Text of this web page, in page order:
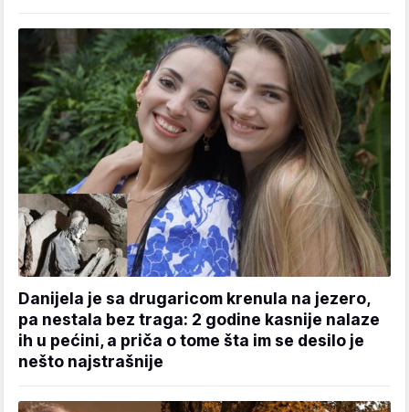
Danijela je sa drugaricom krenula na jezero,
pa nestala bez traga: 2 godine kasnije nalaze
ih u pećini, a priča o tome šta im se desilo je
nešto najstrašnije